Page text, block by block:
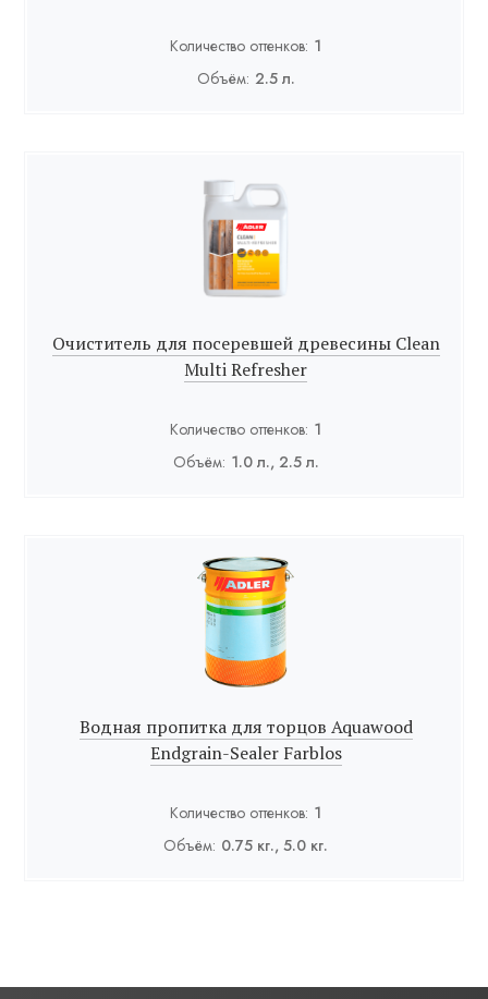
Количество оттенков: 1
Объём: 2.5 л.
Очиститель для посеревшей древесины Clean
Multi Refresher
Количество оттенков: 1
Объём: 1.0 л., 2.5 л.
Водная пропитка для торцов Aquawood
Endgrain-Sealer Farblos
Количество оттенков: 1
Объём: 0.75 кг., 5.0 кг.